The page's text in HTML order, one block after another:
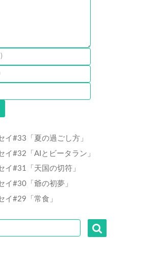
イ#33「夏の過ごし方」
イ#32「AIとビータラン」
イ#31「天国の切符」
イ#30「爺の初夢」
イ#29「常食」